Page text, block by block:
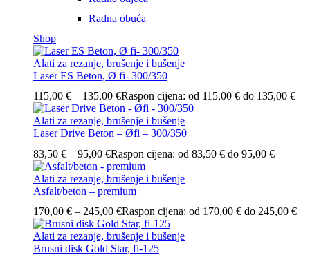
Radna obuća
Shop
Alati za rezanje, brušenje i bušenje
Laser ES Beton, Ø fi- 300/350
115,00 € – 135,00 €Raspon cijena: od 115,00 € do 135,00 €
Alati za rezanje, brušenje i bušenje
Laser Drive Beton – Øfi – 300/350
83,50 € – 95,00 €Raspon cijena: od 83,50 € do 95,00 €
Alati za rezanje, brušenje i bušenje
Asfalt/beton – premium
170,00 € – 245,00 €Raspon cijena: od 170,00 € do 245,00 €
Alati za rezanje, brušenje i bušenje
Brusni disk Gold Star, fi-125